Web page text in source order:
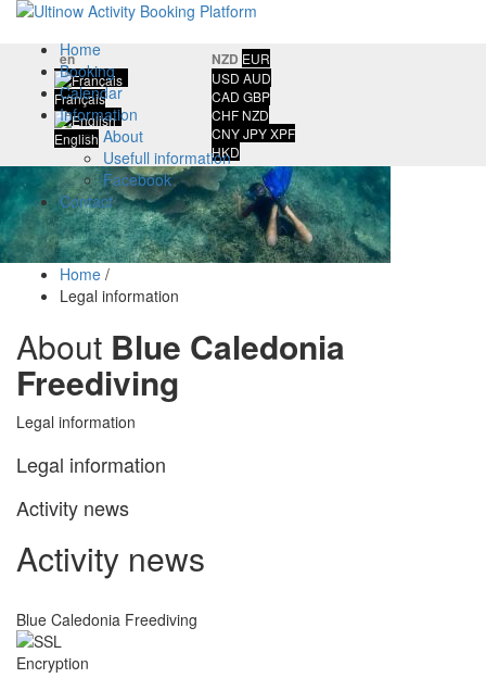
en
Français
English
NZD EUR
USD AUD
CAD GBP
CHF NZD
CNYJPYXPF
HKD
Home
Booking
Calendar
Information
About
Usefull information
Facebook
Contact
Home /
Legal information
About Blue Caledonia
Freediving
Legal information
Legal information
Activity news
Activity news
Blue Caledonia Freediving